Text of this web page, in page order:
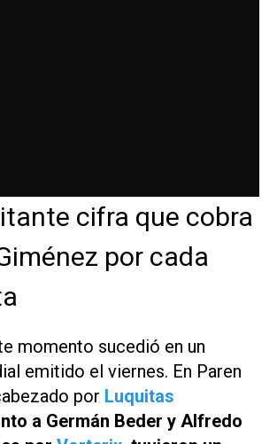
cifra que cobra
por cada
momento sucedió en un
emitido el viernes. En Paren
por Luquitas
a Germán Beder y Alfredo